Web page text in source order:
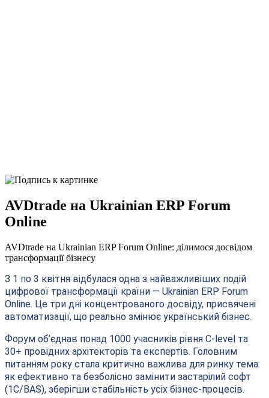
AVDtrade на Ukrainian ERP Forum
Online
AVDtrade на Ukrainian ERP Forum Online: ділимося досвідом
трансформації бізнесу
З 1 по 3 квітня відбулася одна з найважливіших подій
цифрової трансформації країни — Ukrainian ERP Forum
Online. Це три дні концентрованого досвіду, присвячені
автоматизації, що реально змінює український бізнес.
Форум об’єднав понад 1000 учасників рівня C-level та
30+ провідних архітекторів та експертів. Головним
питанням року стала критично важлива для ринку тема:
як ефективно та безболісно замінити застарілий софт
(1С/BAS), зберігши стабільність усіх бізнес-процесів.